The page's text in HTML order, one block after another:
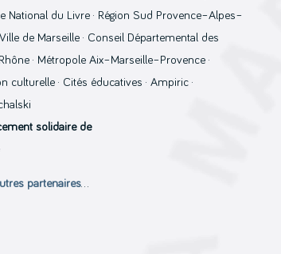
National du Livre · Région Sud Provence–Alpes–
Ville de Marseille · Conseil Départemental des
· Métropole Aix–Marseille–Provence ·
culturelle · Cités éducatives · Ampiric ·
solidaire de
partenaires…